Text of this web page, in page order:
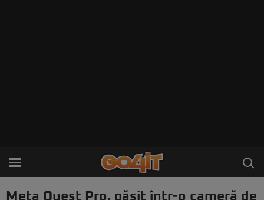
Meta Quest Pro, găsit într-o cameră de